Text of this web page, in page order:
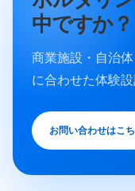
中ですか？
商業施設・自治
に合わせた体験設
お問い合わせはこ